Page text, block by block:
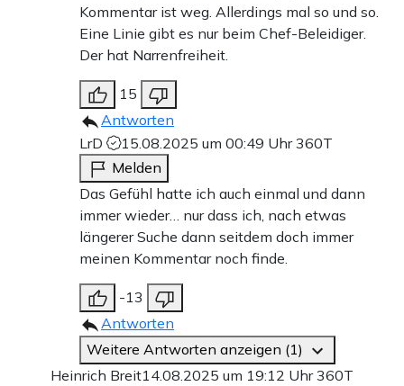
Kommentar ist weg. Allerdings mal so und so.
Eine Linie gibt es nur beim Chef-Beleidiger.
Der hat Narrenfreiheit.
15
Antworten
LrD
15.08.2025 um 00:49 Uhr360T
Melden
Das Gefühl hatte ich auch einmal und dann
immer wieder… nur dass ich, nach etwas
längerer Suche dann seitdem doch immer
meinen Kommentar noch finde.
-13
Antworten
Weitere Antworten anzeigen (1)
Heinrich Breit14.08.2025 um 19:12 Uhr360T